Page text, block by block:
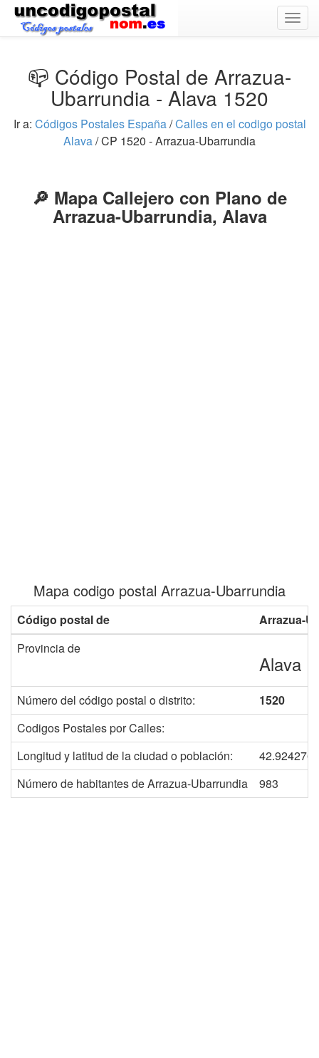
📪 Código Postal de Arrazua-
Ubarrundia - Alava 1520
Ir a: Códigos Postales España/Calles en el codigo postal
Alava/ CP 1520 - Arrazua-Ubarrundia
🔎 Mapa Callejero con Plano de
Arrazua-Ubarrundia, Alava
Mapa codigo postal Arrazua-Ubarrundia
Código postal de
Arrazua-
Provincia de
Alava
Número del código postal o distrito:
1520
Codigos Postales por Calles:
Longitud y latitud de la ciudad o población:
Número de habitantes de Arrazua-Ubarrundia
983